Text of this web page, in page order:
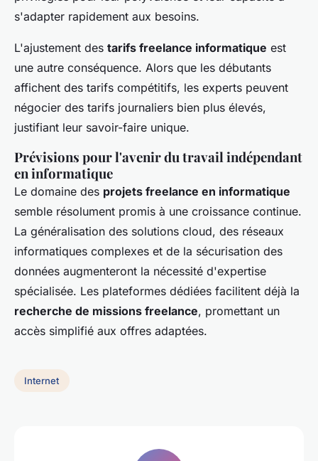
s'adapter rapidement aux besoins.
L'ajustement des tarifs freelance informatique est
une autre conséquence. Alors que les débutants
affichent des tarifs compétitifs, les experts peuvent
négocier des tarifs journaliers bien plus élevés,
justifiant leur savoir-faire unique.
Prévisions pour l'avenir du travail indépendant
en informatique
Le domaine des projets freelance en informatique
semble résolument promis à une croissance continue.
La généralisation des solutions cloud, des réseaux
informatiques complexes et de la sécurisation des
données augmenteront la nécessité d'expertise
spécialisée. Les plateformes dédiées facilitent déjà la
recherche de missions freelance, promettant un
accès simplifié aux offres adaptées.
Internet